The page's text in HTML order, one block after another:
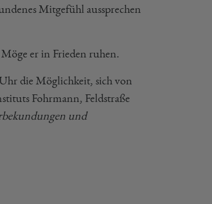
Mitgefühl aussprechen
er in Frieden ruhen.
die Möglichkeit, sich von
Fohrmann, Feldstraße
und